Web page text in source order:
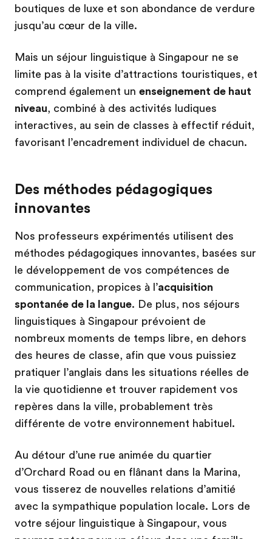
boutiques de luxe et son abondance de verdure
jusqu’au cœur de la ville.
Mais un séjour linguistique à Singapour ne se
limite pas à la visite d’attractions touristiques, et
comprend également un enseignement de haut
niveau, combiné à des activités ludiques
interactives, au sein de classes à effectif réduit,
favorisant l’encadrement individuel de chacun.
Des méthodes pédagogiques
innovantes
Nos professeurs expérimentés utilisent des
méthodes pédagogiques innovantes, basées sur
le développement de vos compétences de
communication, propices à l’acquisition
spontanée de la langue. De plus, nos séjours
linguistiques à Singapour prévoient de
nombreux moments de temps libre, en dehors
des heures de classe, afin que vous puissiez
pratiquer l’anglais dans les situations réelles de
la vie quotidienne et trouver rapidement vos
repères dans la ville, probablement très
différente de votre environnement habituel.
Au détour d’une rue animée du quartier
d’Orchard Road ou en flânant dans la Marina,
vous tisserez de nouvelles relations d’amitié
avec la sympathique population locale. Lors de
votre séjour linguistique à Singapour, vous